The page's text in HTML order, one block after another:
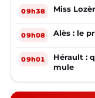
09h38 Miss
09h08 Alès : le
09h01
Hérault :
mule